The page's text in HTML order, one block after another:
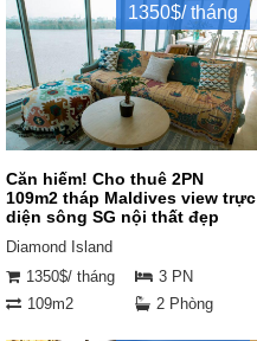
1350$/ tháng
Căn hiếm! Cho thuê 2PN
109m2 tháp Maldives view trực
diện sông SG nội thất đẹp
Diamond Island
1350$/ tháng
3 PN
109m2
2 Phòng